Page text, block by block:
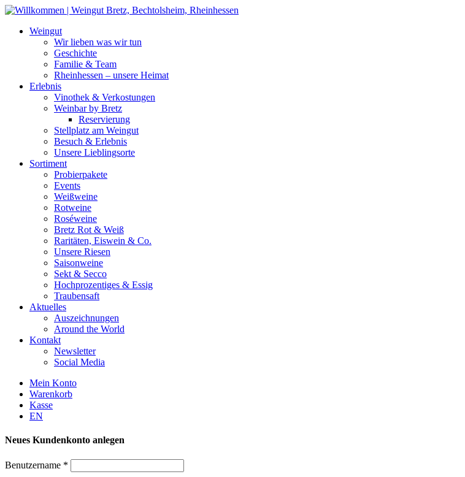
Weiter
Inhalt
Weingut
Wir lieben was wir tun
Geschichte
Familie & Team
Rheinhessen – unsere Heimat
Erlebnis
Vinothek & Verkostungen
Weinbar by Bretz
Reservierung
Stellplatz am Weingut
Besuch & Erlebnis
Unsere Lieblingsorte
Sortiment
Probierpakete
Events
Weißweine
Rotweine
Roséweine
Bretz Rot & Weiß
Raritäten, Eiswein & Co.
Unsere Riesen
Saisonweine
Sekt & Secco
Hochprozentiges & Essig
Traubensaft
Aktuelles
Auszeichnungen
Around the World
Kontakt
Newsletter
Social Media
Mein Konto
Warenkorb
Kasse
EN
Neues Kundenkonto anlegen
Benutzername *